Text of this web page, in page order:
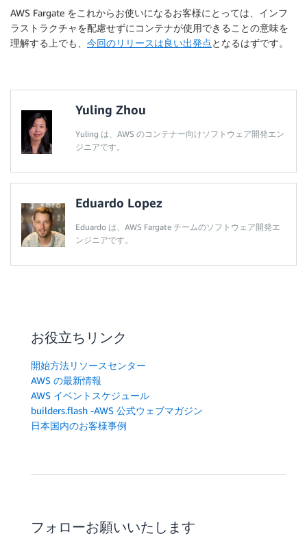
AWS Fargate をこれからお使いになるお客様にとっては、インフ
ラストラクチャを配慮せずにコンテナが使用できることの意味を
理解する上でも、 今回のリリースは良い出発点となるはずです。
Yuling Zhou
Yuling は、AWS のコンテナー向けソフトウェア開発エン
ジニアです。
Eduardo Lopez
Eduardo は、AWS Fargate チームのソフトウェア開発エ
ンジニアです。
お役立ちリンク
開始方法リソースセンター
AWS の最新情報
AWS イベントスケジュール
builders.flash -AWS 公式ウェブマガジン
日本国内のお客様事例
フォローお願いいたします